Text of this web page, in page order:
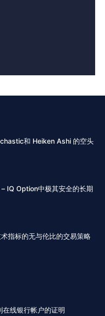
和 Heiken Ashi 的空头
IQ Option中极其安全的长期
指标的无与伦比的交易策略
线银行帐户的证明